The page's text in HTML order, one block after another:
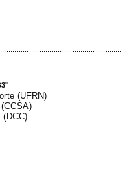
"
(UFRN)
(DCC)